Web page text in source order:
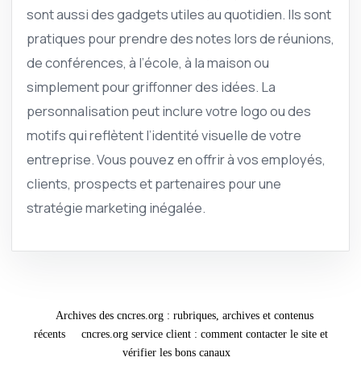
sont aussi des gadgets utiles au quotidien. Ils sont
pratiques pour prendre des notes lors de réunions,
de conférences, à l’école, à la maison ou
simplement pour griffonner des idées. La
personnalisation peut inclure votre logo ou des
motifs qui reflètent l’identité visuelle de votre
entreprise. Vous pouvez en offrir à vos employés,
clients, prospects et partenaires pour une
stratégie marketing inégalée.
Archives des cncres.org : rubriques, archives et contenus
récents
cncres.org service client : comment contacter le site et
vérifier les bons canaux